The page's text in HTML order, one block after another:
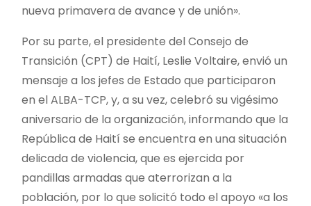
nueva primavera de avance y de unión».
Por su parte, el presidente del Consejo de
Transición (CPT) de Haití, Leslie Voltaire, envió un
mensaje a los jefes de Estado que participaron
en el ALBA-TCP, y, a su vez, celebró su vigésimo
aniversario de la organización, informando que la
República de Haití se encuentra en una situación
delicada de violencia, que es ejercida por
pandillas armadas que aterrorizan a la
población, por lo que solicitó todo el apoyo «a los